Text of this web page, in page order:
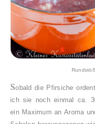
Sobald die Pfirsiche
ich sie noch einmal ca.
ein Maximum an Aroma